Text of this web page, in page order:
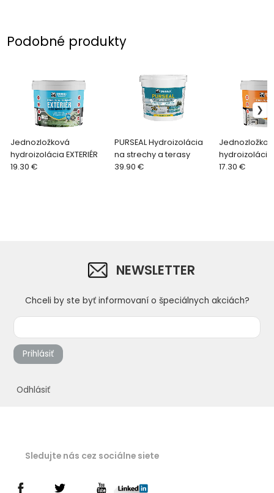
Podobné produkty
Jednozložková
hydroizolácia EXTERIÉR
19.30 €
PURSEAL Hydroizolácia
na strechy a terasy
39.90 €
hydroizolácia
17.30 €
NEWSLETTER
Chceli by ste byť informovaní o špeciálnych akciách?
Prihlásiť
Odhlásiť
Sledujte nás cez sociálne siete